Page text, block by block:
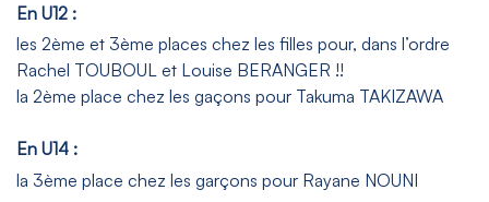
En U12 :
les 2ème et 3ème places chez les filles pour, dans l’ordre
Rachel TOUBOUL et Louise BERANGER !!
la 2ème place chez les gaçons pour Takuma TAKIZAWA
En U14 :
la 3ème place chez les garçons pour Rayane NOUNI